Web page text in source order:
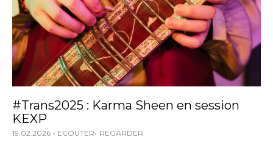
#Trans2025 : Karma Sheen en session
KEXP
19.02.2026 ECOUTER REGARDER